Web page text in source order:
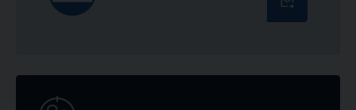
online